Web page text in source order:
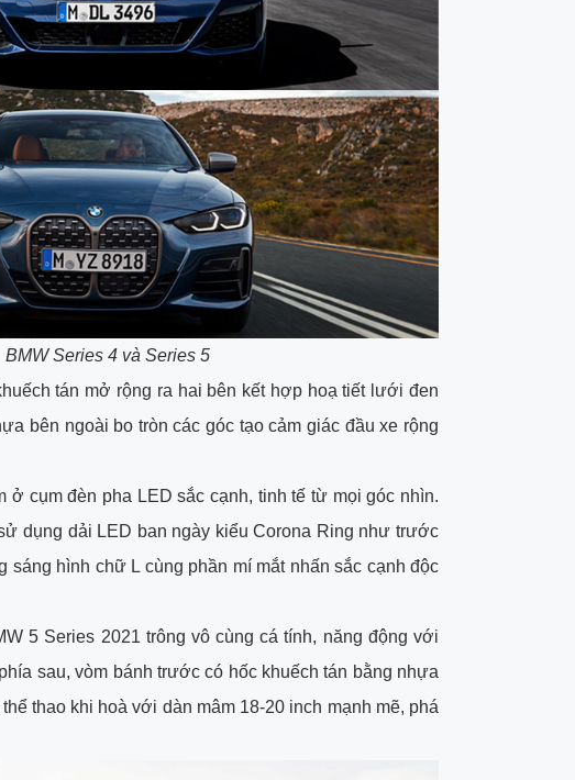
BMW Series 4 và Series 5
tán mở rộng ra hai bên kết hợp hoạ tiết lưới đen
bên ngoài bo tròn các góc tạo cảm giác đầu xe rộng
ở cụm đèn pha LED sắc cạnh, tinh tế từ mọi góc nhìn.
dụng dải LED ban ngày kiểu Corona Ring như trước
sáng hình chữ L cùng phần mí mắt nhấn sắc cạnh độc
5 Series 2021 trông vô cùng cá tính, năng động với
sau, vòm bánh trước có hốc khuếch tán bằng nhựa
thao khi hoà với dàn mâm 18-20 inch mạnh mẽ, phá